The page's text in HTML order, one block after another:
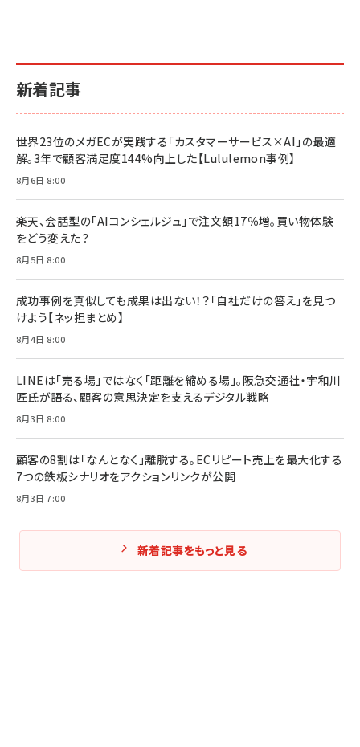
小さな会社は戦略が9割
￥1,815
る時代の成長戦略
￥2,420
￥2,200
anan(アンアン)2026/06/24号 No.2500増刊
anan(アンアン)2026/07/08号 No.2502[2026
年後半、あなたの恋と運命／山田涼介]
ママ投資家が育休中に１億貯めた株式投資
組織の成果を最大化する ルールのデザイン
￥1,980
Amazonランキングをもっと見る
ルな本質」
￥2,750
新着記事
世界23位のメガECが実践する「カスタマーサービス×AI」の最適
解。3年で顧客満足度144%向上した【Lululemon事例】
8月6日 8:00
楽天、会話型の「AIコンシェルジュ」で注文額17％増。買い物体験
をどう変えた？
8月5日 8:00
成功事例を真似しても成果は出ない！？「自社だけの答え」を見つ
けよう【ネッ担まとめ】
8月4日 8:00
LINEは「売る場」ではなく「距離を縮める場」。阪急交通社・宇和川
匠氏が語る、顧客の意思決定を支えるデジタル戦略
8月3日 8:00
顧客の8割は「なんとなく」離脱する。ECリピート売上を最大化する
7つの鉄板シナリオをアクションリンクが公開
8月3日 7:00
新着記事をもっと見る